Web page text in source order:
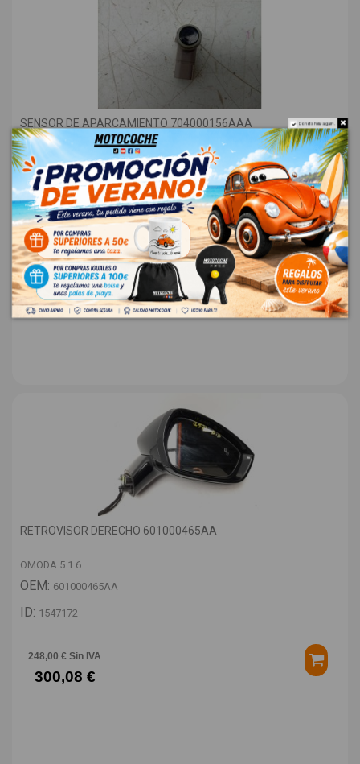
SENSOR DE APARCAMIENTO 704000156AAA
OMODA 5 1.6
OEM:-
ID:1547174
18,00 € Sin IVA
21,78 €
RETROVISOR DERECHO 601000465AA
OMODA 5 1.6
OEM: 601000465AA
ID: 1547172
248,00 € Sin IVA
300,08 €
Do not show again.